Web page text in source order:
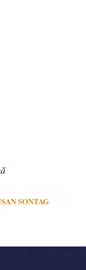
SONTAG